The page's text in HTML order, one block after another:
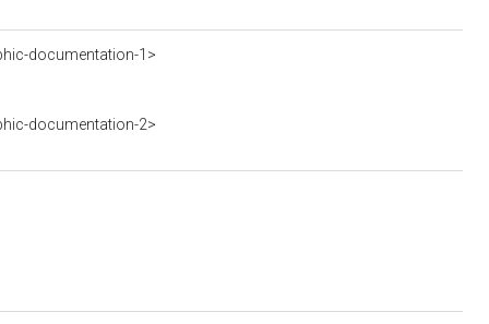
documentation-1>
documentation-2>